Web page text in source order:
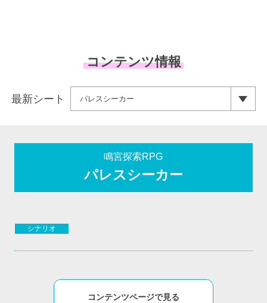
コンテンツ情報
最新シート
鳴宮探索RPG
パレスシーカー
シナリオ
コンテンツページで見る